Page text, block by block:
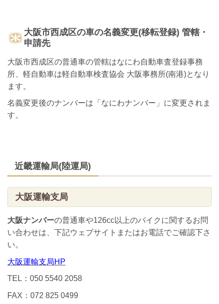
大阪市西成区の車の名義変更(移転登録) 管轄・
申請先
大阪市西成区の普通車の管轄はなにわ自動車査登録事務
所、軽自動車は軽自動車検査協会 大阪事務所(南港)となり
ます。
名義変更後のナンバーは「なにわナンバー」に変更されま
す。
近畿運輸局(陸運局)
大阪運輸支局
大阪ナンバーの普通車や126cc以上のバイクに関するお問
い合わせは、下記ウェブサイトまたはお電話でご確認下さ
い。
大阪運輸支局HP
TEL：050 5540 2058
FAX：072 825 0499